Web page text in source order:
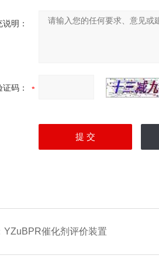
明：
证码：
YZuBPR催化剂评价装置